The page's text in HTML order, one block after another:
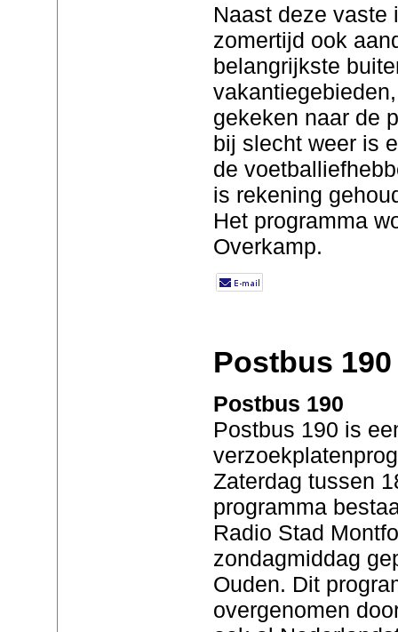
Naast deze vaste
zomertijd ook
belangrijkste
gekeken naar de
bij slecht weer is
de
is rekening
Het programma
Overkamp.
Postbus 190
Postbus 190
Postbus 190 is
Zaterdag tussen
programma
Radio Stad
zondagmiddag
Ouden. Dit
overgenomen